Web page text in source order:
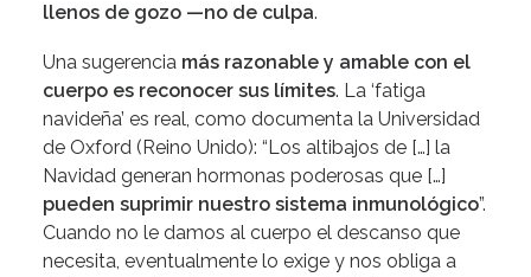
llenos de gozo —no de culpa.
Una sugerencia más razonable y amable con el
cuerpo es reconocer sus límites. La ‘fatiga
navideña’ es real, como documenta la Universidad
de Oxford (Reino Unido): “Los altibajos de […] la
Navidad generan hormonas poderosas que […]
pueden suprimir nuestro sistema inmunológico”.
Cuando no le damos al cuerpo el descanso que
necesita, eventualmente lo exige y nos obliga a